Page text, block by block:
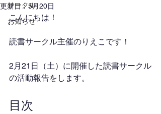
サークル
お知らせ
更新日：5月20日
こんにちは！
読書サークル主催のりえこです！
2月21日（土）に開催した読書サークル
の活動報告をします。
目次